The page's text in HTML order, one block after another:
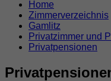
Home
Zimmerverzeichnis
Gamlitz
Privatzimmer und
Privatpensionen